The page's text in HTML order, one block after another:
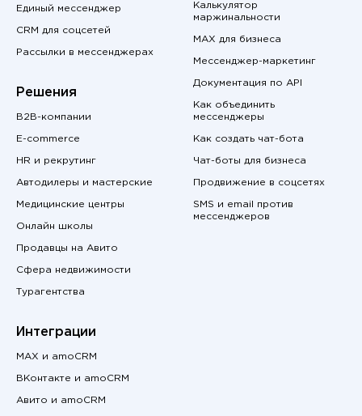
Единый мессенджер
CRM для соцсетей
Рассылки в мессенджерах
Решения
B2B-компании
E-commerce
HR и рекрутинг
Автодилеры и мастерские
Медицинские центры
Онлайн школы
Продавцы на Авито
Сфера недвижимости
Турагентства
Интеграции
MAX и amoCRM
ВКонтакте и amoCRM
Авито и amoCRM
Калькулятор
маржинальности
MAX для бизнеса
Мессенджер-маркетинг
Документация по API
Как объединить
мессенджеры
Как создать чат-бота
Чат-боты для бизнеса
Продвижение в соцсетях
SMS и email против
мессенджеров